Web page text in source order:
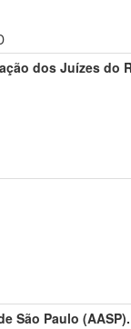
dos Juízes do
São Paulo (AASP).